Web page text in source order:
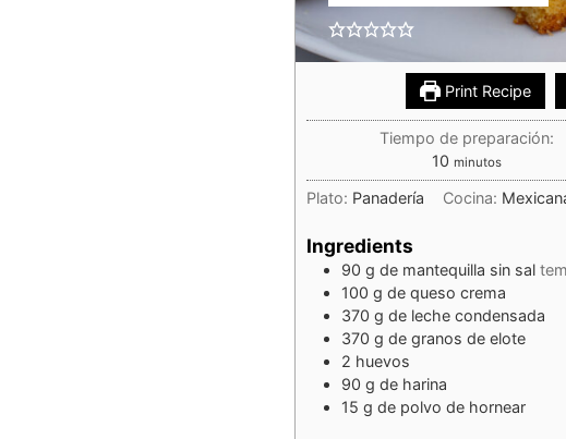
Print Recipe
Tiempo de preparación:
10 minutos
Plato: Panadería Cocina:
Ingredients
90 g de mantequilla sin sal
100 g de queso crema
370 g de leche condensada
370 g de granos de elote
2 huevos
90 g de harina
15 g de polvo de hornear